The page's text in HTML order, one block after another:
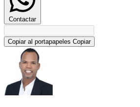
Contactar
Copiar al portapapeles Copiar